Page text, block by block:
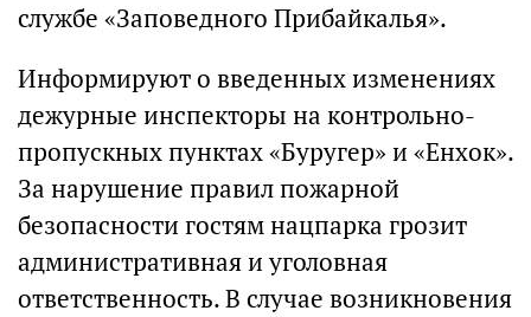
службе «Заповедного Прибайкалья».
Информируют о введенных изменениях
дежурные инспекторы на контрольно-
пропускных пунктах «Буругер» и «Енхок».
За нарушение правил пожарной
безопасности гостям нацпарка грозит
административная и уголовная
ответственность. В случае возникновения